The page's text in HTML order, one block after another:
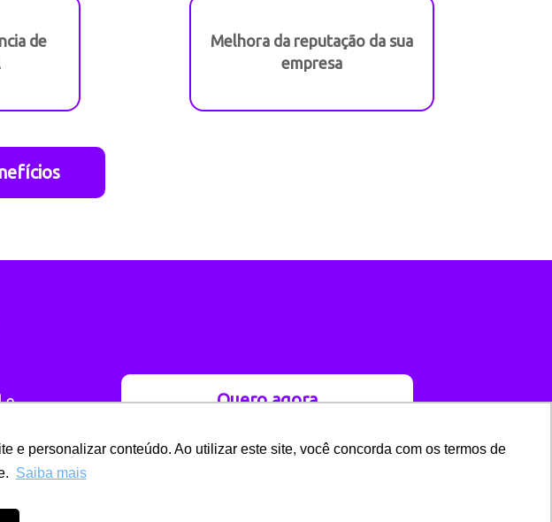
e personalizar conteúdo. Ao utilizar este site, você concorda com os termos de
Saiba mais
de
Melhora da reputação da sua
empresa
e
Quero agora